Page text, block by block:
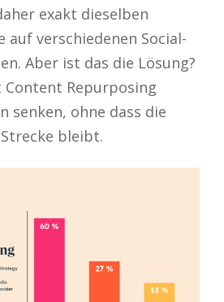
exakt dieselben
verschiedenen Social-
Aber ist das die Lösung?
Repurposing
senken, ohne dass die
bleibt.